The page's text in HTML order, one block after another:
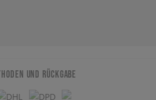
UND RÜCKGABE